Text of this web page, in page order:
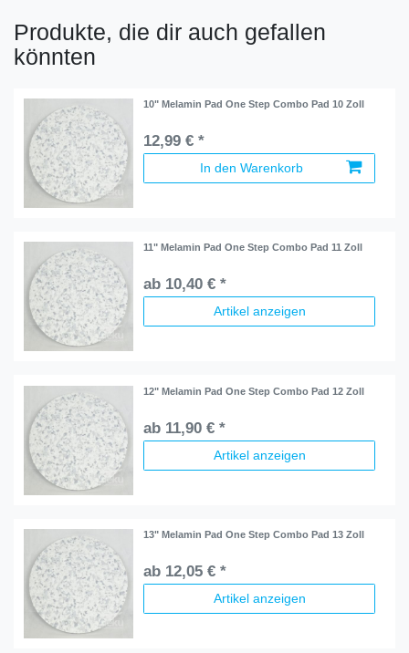
Produkte, die dir auch gefallen
könnten
10" Melamin Pad One Step Combo Pad 10 Zoll
12,99 € *
In den Warenkorb
11" Melamin Pad One Step Combo Pad 11 Zoll
ab 10,40 € *
Artikel anzeigen
12" Melamin Pad One Step Combo Pad 12 Zoll
ab 11,90 € *
Artikel anzeigen
13" Melamin Pad One Step Combo Pad 13 Zoll
ab 12,05 € *
Artikel anzeigen